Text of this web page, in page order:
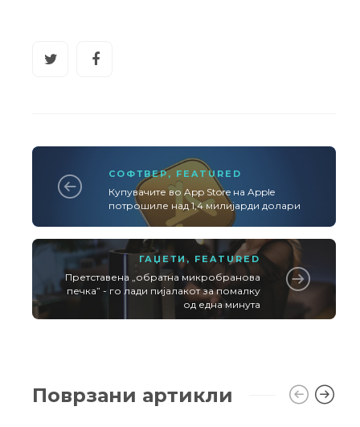
СОФТВЕР, FEATURED
Купувачите во App Store на Apple
потрошиле над 1,4 милијарди долари
ГАЏЕТИ, FEATURED
Претставена „обратна микробранова
печка” - го лади пијалакот за помалку
од една минута
Поврзани артикли